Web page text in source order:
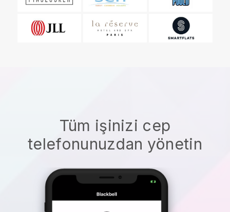
Tüm işinizi cep
telefonunuzdan yönetin